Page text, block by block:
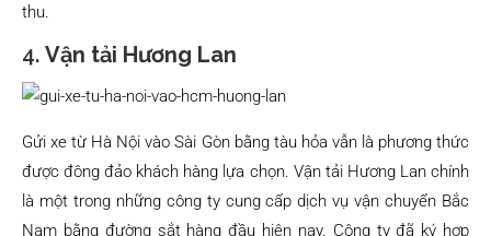
thu.
4. Vận tải Hương Lan
Gửi xe từ Hà Nội vào Sài Gòn bằng tàu hỏa vẫn là phương thức
được đông đảo khách hàng lựa chọn. Vận tải Hương Lan chính
là một trong những công ty cung cấp dịch vụ vận chuyển Bắc
Nam bằng đường sắt hàng đầu hiện nay. Công ty đã ký hợp